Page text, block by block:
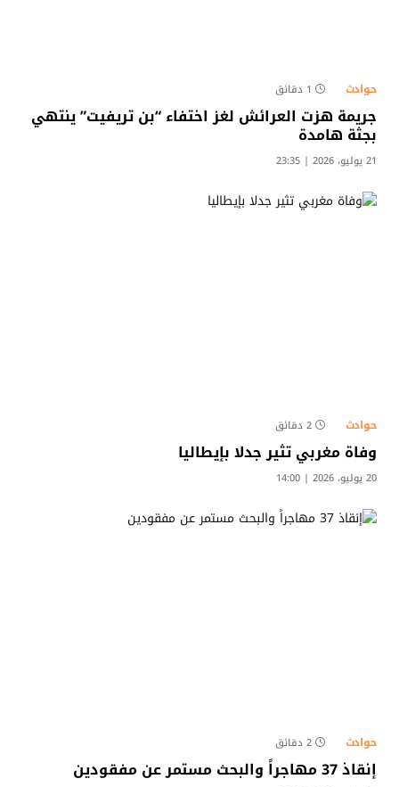
حوادث 1 دقائق
جريمة هزت العرائش لغز اختفاء “بن تريفيت” ينتهي
بجثة هامدة
21 يوليو، 2026 | 23:35
حوادث 2 دقائق
وفاة مغربي تثير جدلا بإيطاليا
20 يوليو، 2026 | 14:00
حوادث 2 دقائق
إنقاذ 37 مهاجراً والبحث مستمر عن مفقودين